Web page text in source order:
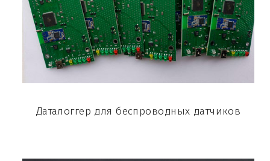
Даталоггер для беспроводных датчиков